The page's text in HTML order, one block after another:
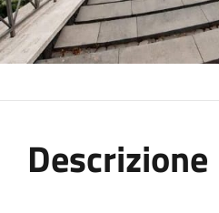
Descrizione